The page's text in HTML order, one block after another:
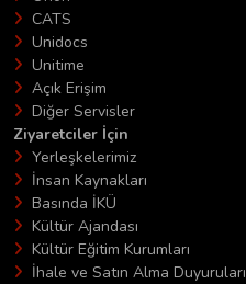
CATS
Unidocs
Unitime
Açık Erişim
Diğer Servisler
Ziyaretciler İçin
Yerleşkelerimiz
İnsan Kaynakları
Basında İKÜ
Kültür Ajandası
Kültür Eğitim Kurumları
İhale ve Satın Alma Duyuruları